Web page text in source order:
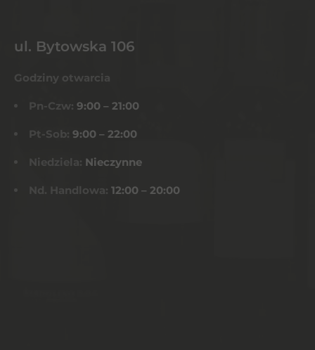
ul. Bytowska 106
Godziny otwarcia
Pn-Czw: 9:00 – 21:00
Pt-Sob: 9:00 – 22:00
Niedziela: Nieczynne
Nd. Handlowa: 12:00 – 20:00